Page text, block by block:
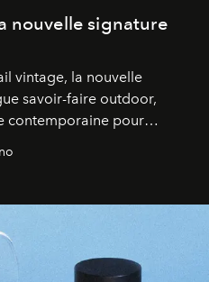
nouvelle signature
vintage, la nouvelle
savoir-faire outdoor,
contemporaine pour
du quotidien.